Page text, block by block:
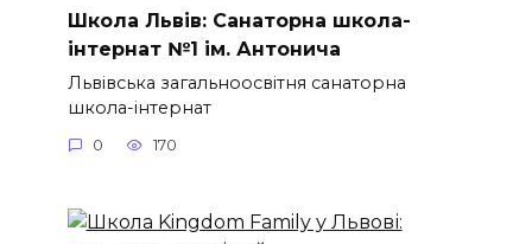
Школа Львів: Санаторна школа-
інтернат №1 ім. Антонича
Львівська загальноосвітня санаторна
школа-інтернат
0 170